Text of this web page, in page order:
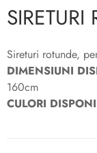
SIRETURI
Sireturi rotunde,
DIMENSIUNI
160cm
CULORI